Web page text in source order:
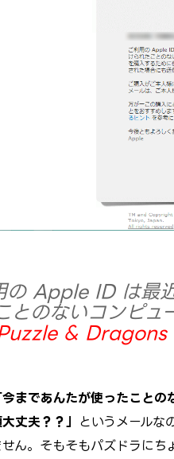
の Apple ID は最
とのないコンピ
& Dragons
今まであんたが使ったこと
丈夫？？」
というメールな
ん。そもそもパズドラに